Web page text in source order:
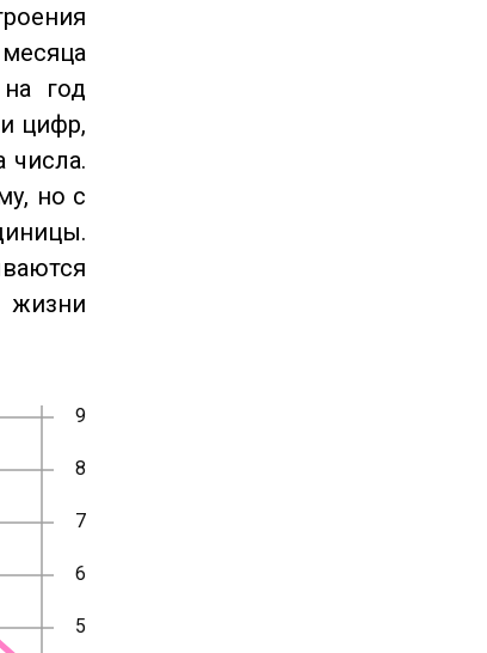
год
цифр,
но с
жизни